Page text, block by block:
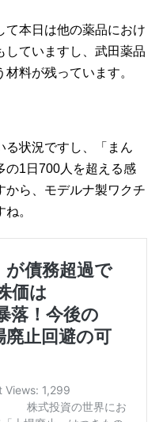
て本日は他の薬品におけ
していますし、武田薬品
料が残っています。
る状況ですし、「まん
の1日700人を超える感
から、モデルナ製ワクチ
。